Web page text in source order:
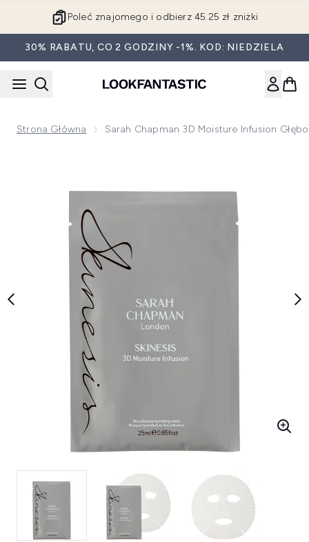
Poleć znajomego i odbierz 45.25 zł zniżki
30% RABATU, CO 2 GODZINY -1%. KOD: NIEDZIELA
Strona Główna Sarah Chapman 3D Moisture Infusion